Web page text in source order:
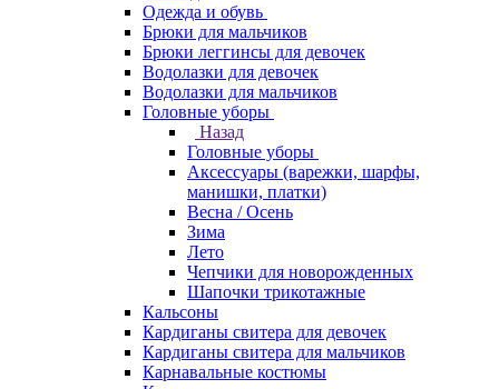
Одежда и обувь
Брюки для мальчиков
Брюки леггинсы для девочек
Водолазки для девочек
Водолазки для мальчиков
Головные уборы
Назад
Головные уборы
Аксессуары (варежки, шарфы,
манишки, платки)
Весна / Осень
Зима
Лето
Чепчики для новорожденных
Шапочки трикотажные
Кальсоны
Кардиганы свитера для девочек
Кардиганы свитера для мальчиков
Карнавальные костюмы